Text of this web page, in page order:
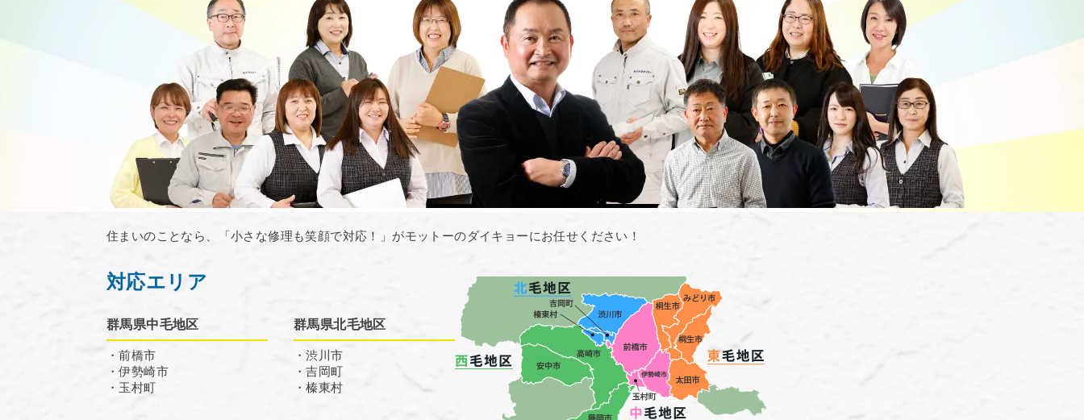
住まいのことなら、「小さな修理も笑顔で対応！」がモットーのダイキョーにお任せください！
対応エリア
群馬県中毛地区
・前橋市
・伊勢崎市
・玉村町
群馬県北毛地区
・渋川市
・吉岡町
・榛東村